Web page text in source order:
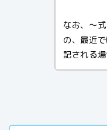
なお、～
の、最近
記される